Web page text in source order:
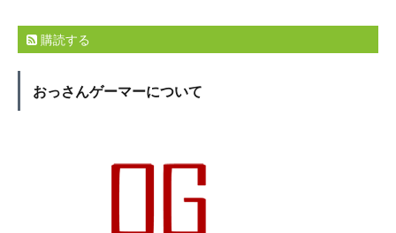
購読する
おっさんゲーマーについて